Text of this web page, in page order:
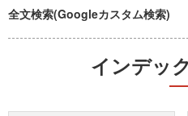
全文検索(Googleカスタム検索)
インデッ